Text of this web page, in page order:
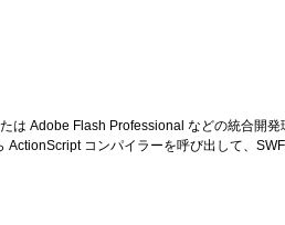
Adobe Flash Professional などの統合開
コンパイラーを呼び出して、